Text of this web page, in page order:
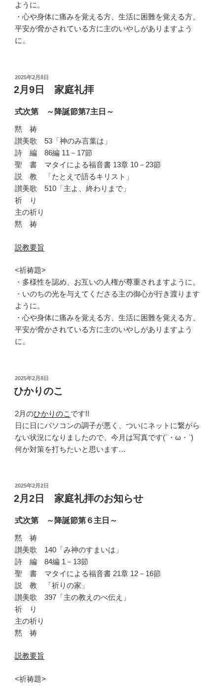
ように。
・心や身体に痛みを覚える方、生活に困難を覚える方、
平安が脅かされている方に主のいやしがありますよう
に。
投
稿
日:
2025年2月8日
2月9日 家庭礼拝
式次第 ～降誕節第7主日～
黙 祷
讃美歌 53「神のみ言葉は」
詩 編 86編 11－17節
聖 書 マタイによる福音書 13章 10－23節
説 教 「たとえで語るキリスト」
讃美歌 510「主よ、終わりまで」
祈 り
主の祈り
黙 祷
説教要旨
<祈祷題>
・多様性を認め、お互いの人権が尊重されますように。
・いのちの光を与えてくださる主の御心が行き渡ります
ように。
・心や身体に痛みを覚える方、生活に困難を覚える方、
平安が脅かされている方に主のいやしがありますよう
に。
投
稿
日:
2025年2月8日
ひかりのこ
2月のひかりのこ です!!
日に日にパソコンの調子が悪く、ついにネットに繋がら
ない状況になりましたので、今月は写真です(´・ω・`)
何か対策を打ちたいと思います…
投
稿
日:
2025年2月2日
2月2日 家庭礼拝のお知らせ
式次第 ～降誕節第６主日～
黙 祷
讃美歌 140「み神のすまいは」
詩 編 84編 1－13節
聖 書 マタイによる福音書 21章 12－16節
説 教 「祈りの家」
讃美歌 397「主の教えのべ伝え」
祈 り
主の祈り
黙 祷
説教要旨
<祈祷題>